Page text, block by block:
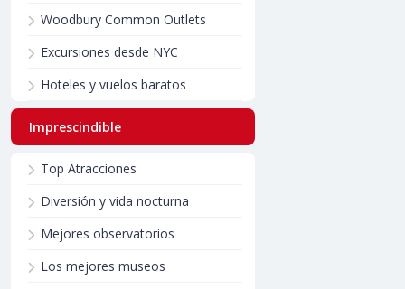
Woodbury Common Outlets
Excursiones desde NYC
Hoteles y vuelos baratos
Imprescindible
Top Atracciones
Diversión y vida nocturna
Mejores observatorios
Los mejores museos